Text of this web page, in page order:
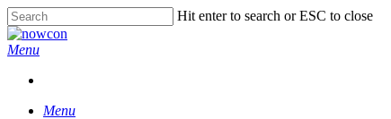
Skip
to
main
Hit enter to search or ESC to close
Close
Search
Menu
Menu